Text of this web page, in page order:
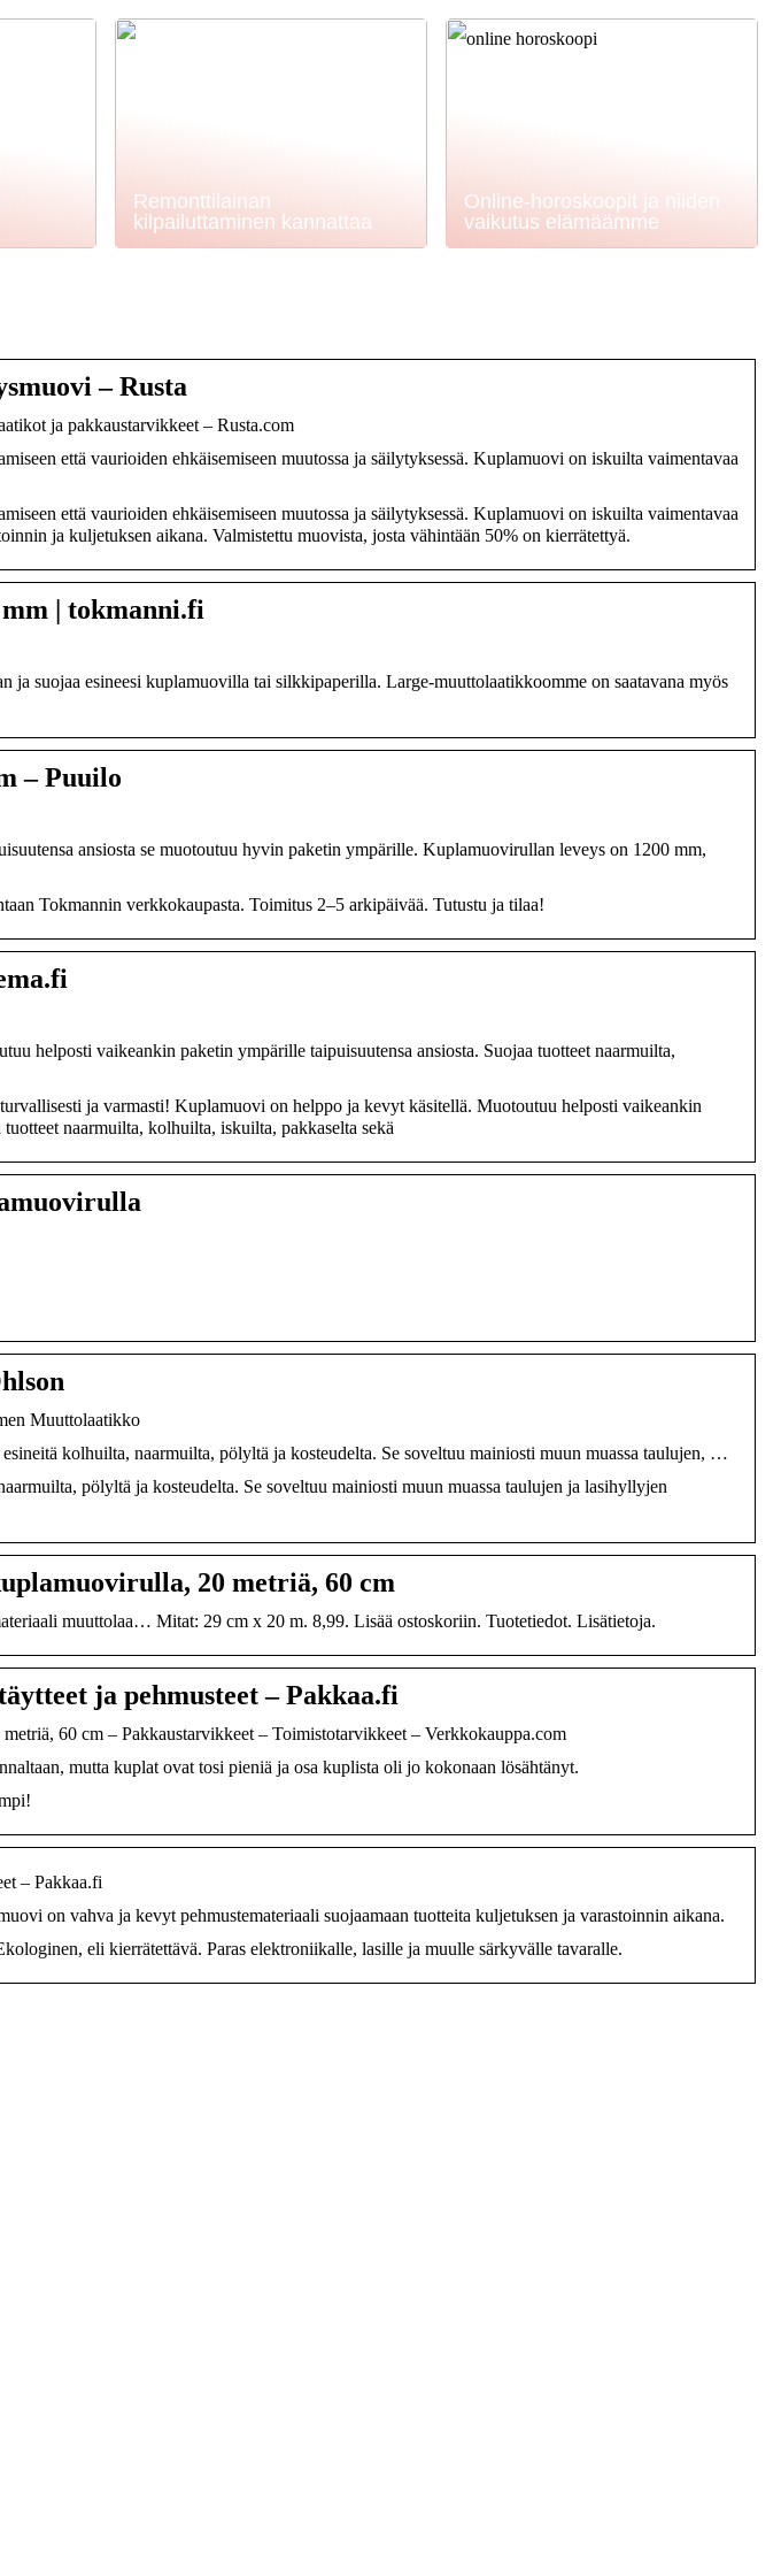
Remonttilainan
kilpailuttaminen kannattaa
Online-horoskoopit ja niiden
vaikutus elämäämme
– Rusta
ja pakkaustarvikkeet – Rusta.com
että vaurioiden ehkäisemiseen muutossa ja säilytyksessä. Kuplamuovi on iskuilta vaimentavaa
että vaurioiden ehkäisemiseen muutossa ja säilytyksessä. Kuplamuovi on iskuilta vaimentavaa
ja kuljetuksen aikana. Valmistettu muovista, josta vähintään 50% on kierrätettyä.
| tokmanni.fi
ja suojaa esineesi kuplamuovilla tai silkkipaperilla. Large-muuttolaatikkoomme on saatavana myös
– Puuilo
ansiosta se muotoutuu hyvin paketin ympärille. Kuplamuovirullan leveys on 1200 mm,
Tokmannin verkkokaupasta. Toimitus 2–5 arkipäivää. Tutustu ja tilaa!
helposti vaikeankin paketin ympärille taipuisuutensa ansiosta. Suojaa tuotteet naarmuilta,
ja varmasti! Kuplamuovi on helppo ja kevyt käsitellä. Muotoutuu helposti vaikeankin
naarmuilta, kolhuilta, iskuilta, pakkaselta sekä
Muuttolaatikko
kolhuilta, naarmuilta, pölyltä ja kosteudelta. Se soveltuu mainiosti muun muassa taulujen, …
pölyltä ja kosteudelta. Se soveltuu mainiosti muun muassa taulujen ja lasihyllyjen
20 metriä, 60 cm
muuttolaa… Mitat: 29 cm x 20 m. 8,99. Lisää ostoskoriin. Tuotetiedot. Lisätietoja.
ja pehmusteet – Pakkaa.fi
60 cm – Pakkaustarvikkeet – Toimistotarvikkeet – Verkkokauppa.com
mutta kuplat ovat tosi pieniä ja osa kuplista oli jo kokonaan lösähtänyt.
– Pakkaa.fi
on vahva ja kevyt pehmustemateriaali suojaamaan tuotteita kuljetuksen ja varastoinnin aikana.
eli kierrätettävä. Paras elektroniikalle, lasille ja muulle särkyvälle tavaralle.